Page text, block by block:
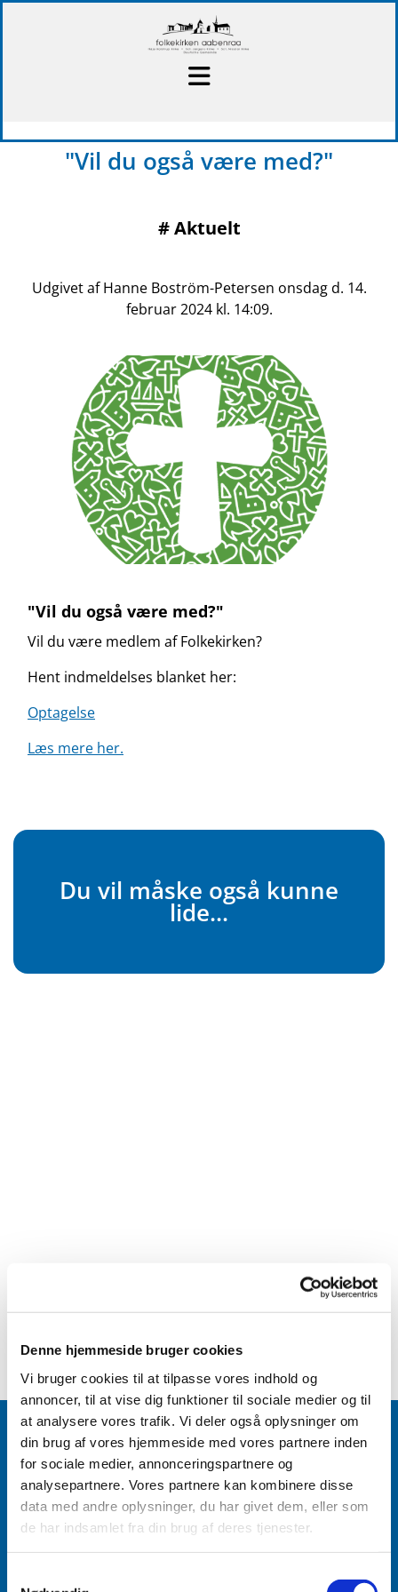
Denne hjemmeside bruger cookies
Vi bruger cookies til at tilpasse vores indhold og
annoncer, til at vise dig funktioner til sociale medier og til
at analysere vores trafik. Vi deler også oplysninger om
din brug af vores hjemmeside med vores partnere inden
for sociale medier, annonceringspartnere og
analysepartnere. Vores partnere kan kombinere disse
data med andre oplysninger, du har givet dem, eller som
de har indsamlet fra din brug af deres tjenester.
"Vil du også være med?"
#Aktuelt
Udgivet af Hanne Boström-Petersen onsdag d. 14.
februar 2024 kl. 14:09.
"Vil du også være med?"
Vil du være medlem af Folkekirken?
Hent indmeldelses blanket her:
Optagelse
Læs mere her.
Du vil måske også kunne
lide...
Accepter venligst marketingcookies for at se
dette indhold.